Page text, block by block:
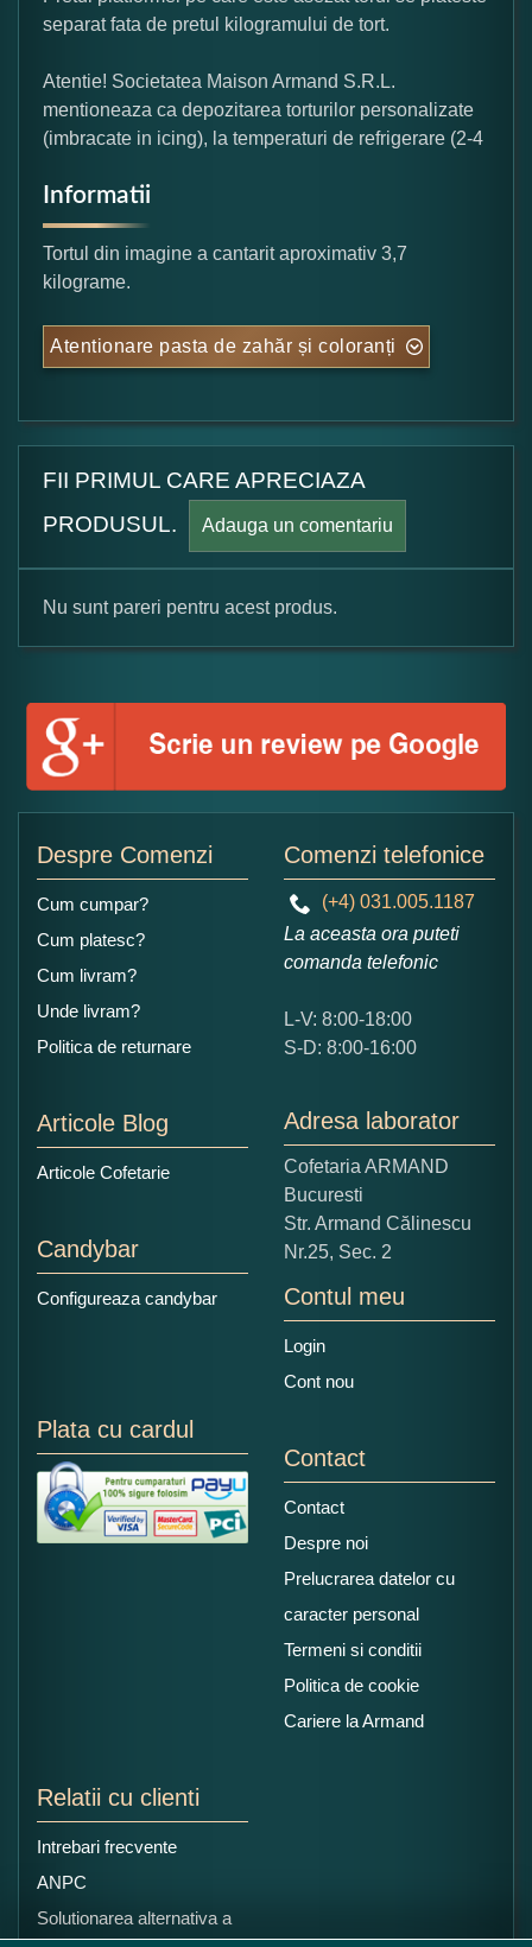
separat fata de pretul kilogramului de tort.
Atentie! Societatea Maison Armand S.R.L.
mentioneaza ca depozitarea torturilor personalizate
(imbracate in icing), la temperaturi de refrigerare (2-4
Informatii
Tortul din imagine a cantarit aproximativ 3,7
kilograme.
Atentionare pasta de zahăr și coloranți
FII PRIMUL CARE APRECIAZA
PRODUSUL.
Adauga un comentariu
Formular pareri client
Numele dumneavoastra:
Ce nota acordati acestui produs?
5
Copiati alaturi numarul din imagine:
Nu sunt pareri pentru acest produs.
Despre Comenzi
Cum cumpar?
Cum platesc?
Cum livram?
Unde livram?
Politica de returnare
Articole Blog
Articole Cofetarie
Candybar
Configureaza candybar
Comenzi telefonice
(+4) 031.005.1187
La aceasta ora puteti
comanda telefonic
L-V: 8:00-18:00
S-D: 8:00-16:00
Adresa laborator
Cofetaria ARMAND
Bucuresti
Str. Armand Călinescu
Nr.25, Sec. 2
Contul meu
Login
Cont nou
Plata cu cardul
Contact
Contact
Despre noi
Prelucrarea datelor cu
caracter personal
Termeni si conditii
Politica de cookie
Cariere la Armand
Relatii cu clienti
Intrebari frecvente
ANPC
Solutionarea alternativa a